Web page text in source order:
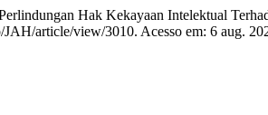
Hak Kekayaan Intelektual
article/view/3010. Acesso em: 6 aug.